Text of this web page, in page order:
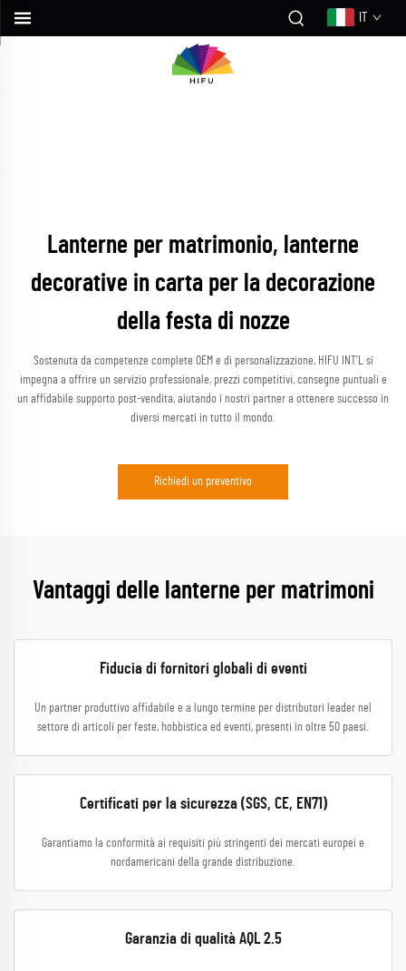
Lanterne per matrimonio, lanterne
decorative in carta per la decorazione
della festa di nozze
Sostenuta da competenze complete OEM e di personalizzazione, HIFU INT’L si
impegna a offrire un servizio professionale, prezzi competitivi, consegne puntuali e
un affidabile supporto post-vendita, aiutando i nostri partner a ottenere successo in
diversi mercati in tutto il mondo.
Richiedi un preventivo
Vantaggi delle lanterne per matrimoni
Fiducia di fornitori globali di eventi
Un partner produttivo affidabile e a lungo termine per distributori leader nel
settore di articoli per feste, hobbistica ed eventi, presenti in oltre 50 paesi.
Certificati per la sicurezza (SGS, CE, EN71)
Garantiamo la conformità ai requisiti più stringenti dei mercati europei e
nordamericani della grande distribuzione.
Garanzia di qualità AQL 2.5